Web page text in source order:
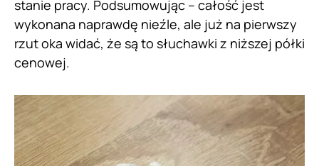
stanie pracy. Podsumowując – całość jest
wykonana naprawdę nieźle, ale już na pierwszy
rzut oka widać, że są to słuchawki z niższej półki
cenowej.